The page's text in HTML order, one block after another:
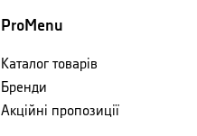
ProMenu
Каталог товарів
Бренди
Акційні пропозиції